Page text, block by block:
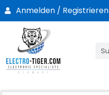
Anmelden / Registrieren